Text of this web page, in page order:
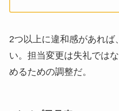
2つ以上に違和感があれば
い。担当変更は失礼では
めるための調整だ。